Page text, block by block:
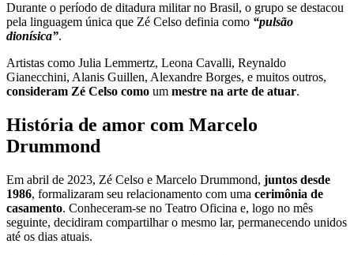
Durante o período de ditadura militar no Brasil, o grupo se destacou
pela linguagem única que Zé Celso definia como “pulsão
dionísica”.
Artistas como Julia Lemmertz, Leona Cavalli, Reynaldo
Gianecchini, Alanis Guillen, Alexandre Borges, e muitos outros,
consideram Zé Celso como um mestre na arte de atuar.
História de amor com Marcelo
Drummond
Em abril de 2023, Zé Celso e Marcelo Drummond, juntos desde
1986, formalizaram seu relacionamento com uma cerimônia de
casamento. Conheceram-se no Teatro Oficina e, logo no mês
seguinte, decidiram compartilhar o mesmo lar, permanecendo unidos
até os dias atuais.